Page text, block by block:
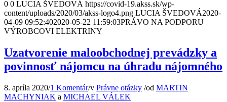
0 0 LUCIA ŠVEDOVÁ https://covid-19.akss.sk/wp-
content/uploads/2020/03/akss-logo4.png LUCIA ŠVEDOVÁ2020-
04-09 09:52:402020-05-22 11:59:03PRÁVO NA PODPORU
VÝROBCOVI ELEKTRINY
Uzatvorenie maloobchodnej prevádzky a
povinnosť nájomcu na úhradu nájomného
8. apríla 2020/1 Komentár/v Právne otázky /od MARTIN
MACHYNIAK a MICHAEL VÁLEK